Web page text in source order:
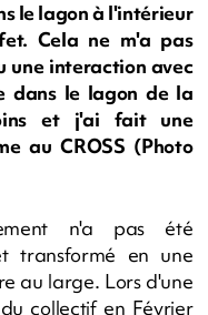
le lagon à l'intérieur
Cela ne m'a pas
une interaction avec
dans le lagon de la
et j'ai fait une
au CROSS (Photo
n'a pas été
transformé en une
au large. Lors d'une
collectif en Février